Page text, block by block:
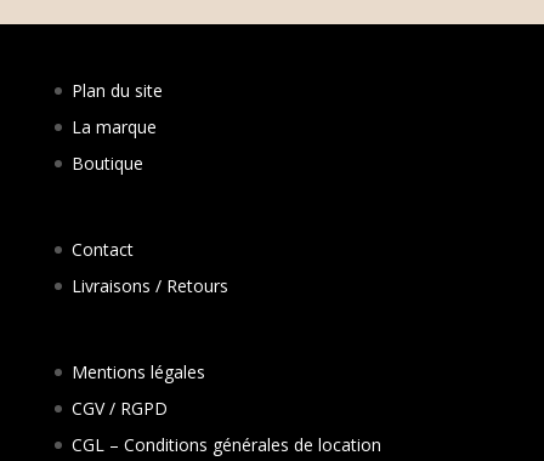
Plan du site
La marque
Boutique
Contact
Livraisons / Retours
Mentions légales
CGV / RGPD
CGL – Conditions générales de location